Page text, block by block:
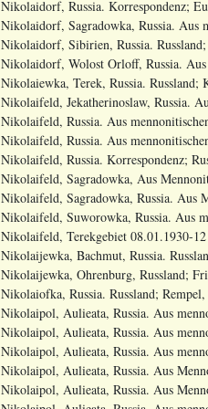
Nikolaidorf, Russia. Korrespondenz;
Nikolaidorf, Sagradowka, Russia. Aus
Nikolaidorf, Sibirien, Russia.
Nikolaidorf, Wolost Orloff, Russia.
Nikolaiewka, Terek, Russia.
Nikolaifeld, Jekatherinoslaw, Russia.
Nikolaifeld, Russia. Aus
Nikolaifeld, Russia. Aus
Nikolaifeld, Russia. Korrespondenz;
Nikolaifeld, Sagradowka, Aus
Nikolaifeld, Sagradowka, Russia. Aus
Nikolaifeld, Suworowka, Russia. Aus
Nikolaifeld, Terekgebiet 08.01.1930-12
Nikolaijewka, Bachmut, Russia.
Nikolaijewka, Ohrenburg, Russland;
Nikolaiofka, Russia. Russland;
Nikolaipol, Aulieata, Russia. Aus
Nikolaipol, Aulieata, Russia. Aus
Nikolaipol, Aulieata, Russia. Aus
Nikolaipol, Aulieata, Russia. Aus
Nikolaipol, Aulieata, Russia. Aus